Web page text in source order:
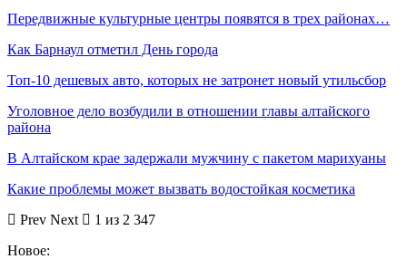
Передвижные культурные центры появятся в трех районах…
Как Барнаул отметил День города
Топ-10 дешевых авто, которых не затронет новый утильсбор
Уголовное дело возбудили в отношении главы алтайского
района
В Алтайском крае задержали мужчину с пакетом марихуаны
Какие проблемы может вызвать водостойкая косметика
Prev Next
1 из 2 347
Новое: